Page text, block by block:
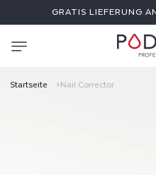
INHALT
GRATIS LIEFERUNG
N
Startseite Nail Corrector